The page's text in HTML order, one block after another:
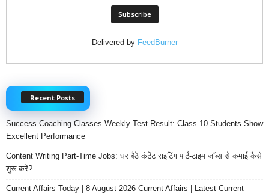
Delivered by FeedBurner
Recent Posts
Success Coaching Classes Weekly Test Result: Class 10 Students Show
Excellent Performance
Content Writing Part-Time Jobs: घर बैठे कंटेंट राइटिंग पार्ट-टाइम जॉब्स से कमाई कैसे
शुरू करें?
Current Affairs Today | 8 August 2026 Current Affairs | Latest Current